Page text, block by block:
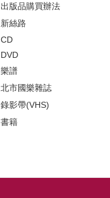
出版品購買辦法
新絲路
CD
DVD
樂譜
北市國樂雜誌
錄影帶(VHS)
書籍